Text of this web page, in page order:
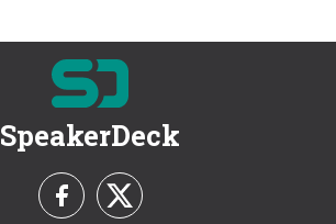
SpeakerDeck